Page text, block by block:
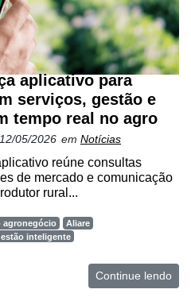
aplicativo para
serviços, gestão e
tempo real no agro
12/05/2026 em Notícias
reúne consultas
de mercado e comunicação
rural...
agronegócio
Aliare
inteligente
Continue lendo